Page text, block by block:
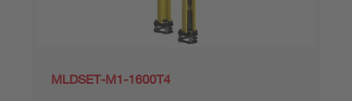
MLDSET-M1-1600T4